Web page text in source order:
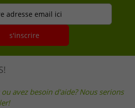
adresse email ici
s'inscrire
avez besoin d'aide? Nous serions